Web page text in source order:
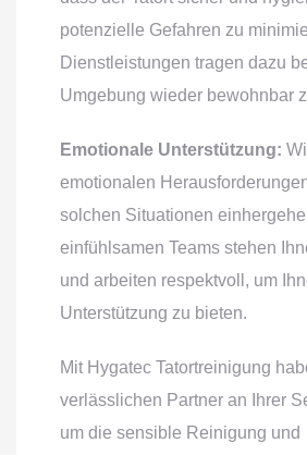
potenzielle Gefahren zu
Dienstleistungen tragen dazu
Umgebung wieder bewohnbar
Emotionale Unterstützung:
emotionalen
solchen Situationen
einfühlsamen Teams stehen
und arbeiten respektvoll, um
Unterstützung zu bieten.
Mit Hygatec Tatortreinigung
verlässlichen Partner an Ihrer
um die sensible Reinigung und